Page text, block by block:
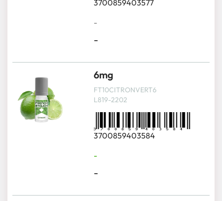
3700859403577
-
-
6mg
FT10CITRONVERT6
L819-2202
3700859403584
-
-